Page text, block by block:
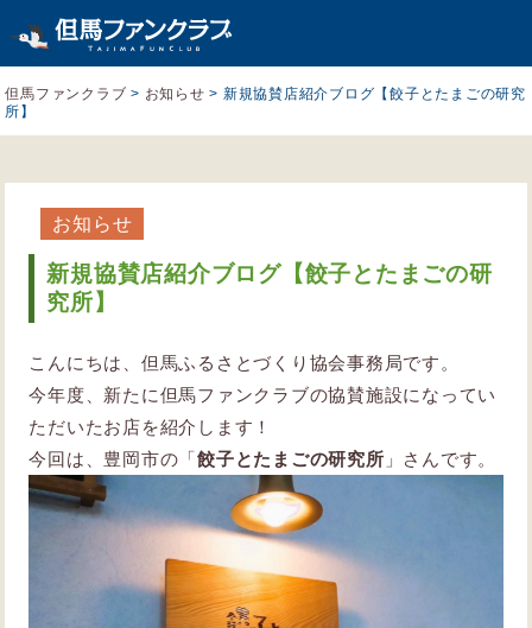
但馬ファンクラブ > お知らせ > 新規協賛店紹介ブログ【餃子とたまごの研究
所】
お知らせ
新規協賛店紹介ブログ【餃子とたまごの研
究所】
こんにちは、但馬ふるさとづくり協会事務局です。
今年度、新たに但馬ファンクラブの協賛施設になってい
ただいたお店を紹介します！
今回は、豊岡市の「餃子とたまごの研究所 」さんです。